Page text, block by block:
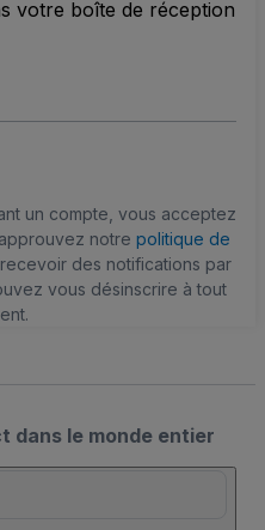
votre boîte de réception
un compte, vous acceptez
notre politique de
des notifications par
vous désinscrire à tout
dans le monde entier